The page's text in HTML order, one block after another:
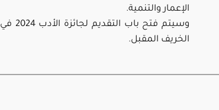
الإعمار والتنمية.
وسيتم فتح باب التقديم لجائزة الأدب 2024 في
الخريف المقبل.